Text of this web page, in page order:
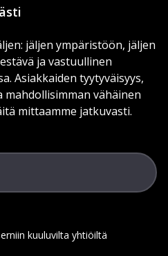
jäljen ympäristöön, jäljen
ja vastuullinen
Asiakkaiden tyytyväisyys,
vähäinen
mittaamme jatkuvasti.
kuuluvilta yhtiöiltä